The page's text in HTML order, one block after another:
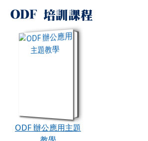
All Books
ODF 培訓課程
book:ODF 辦公應用主題教學
ODF 辦公應用主題